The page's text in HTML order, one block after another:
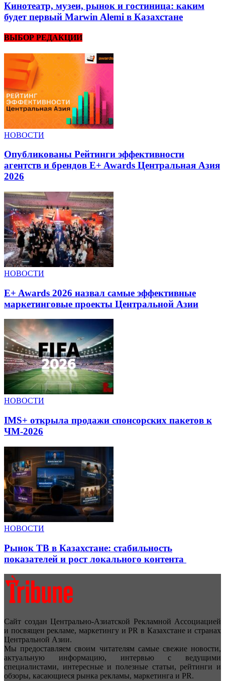
Кинотеатр, музеи, рынок и гостиница: каким
будет первый Marwin Alemi в Казахстане
ВЫБОР РЕДАКЦИИ
НОВОСТИ
Опубликованы Рейтинги эффективности
агентств и брендов E+ Awards Центральная Азия
2026
НОВОСТИ
E+ Awards 2026 назвал самые эффективные
маркетинговые проекты Центральной Азии
НОВОСТИ
IMS+ открыла продажи спонсорских пакетов к
ЧМ-2026
НОВОСТИ
Рынок ТВ в Казахстане: стабильность
показателей и рост локального контента
Сайт создан Центрально-Азиатской Рекламной Ассоциацией
и посвящен рекламе, маркетингу и PR в Казахстане и странах
Центральной Азии.
Мы предоставляем своим читателям самые свежие новости,
актуальную информацию, интервью с ведущими
специалистами, интересные и полезные статьи, рейтинги и
обзоры, касающиеся рынка рекламы, маркетинга и PR.